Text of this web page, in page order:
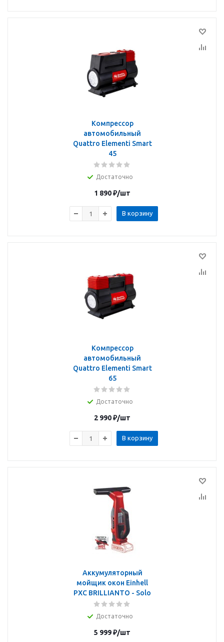
Компрессор
автомобильный
Quattro Elementi Smart
45
Достаточно
1 890₽/шт
В корзину
Компрессор
автомобильный
Quattro Elementi Smart
65
Достаточно
2 990₽/шт
В корзину
Аккумуляторный
мойщик окон Einhell
PXC BRILLIANTO - Solo
Достаточно
5 999₽/шт